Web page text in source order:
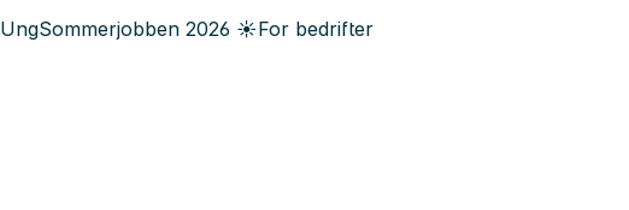
UngSommerjobben 2026 ☀️For bedrifter